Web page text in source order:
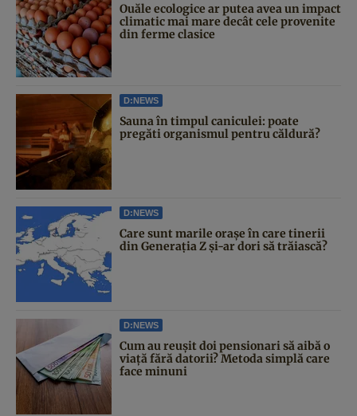
Ouăle ecologice ar putea avea un impact
climatic mai mare decât cele provenite
din ferme clasice
D:NEWS
Sauna în timpul caniculei: poate
pregăti organismul pentru căldură?
D:NEWS
Care sunt marile orașe în care tinerii
din Generația Z și-ar dori să trăiască?
D:NEWS
Cum au reușit doi pensionari să aibă o
viață fără datorii? Metoda simplă care
face minuni